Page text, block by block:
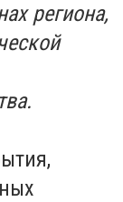
региона,